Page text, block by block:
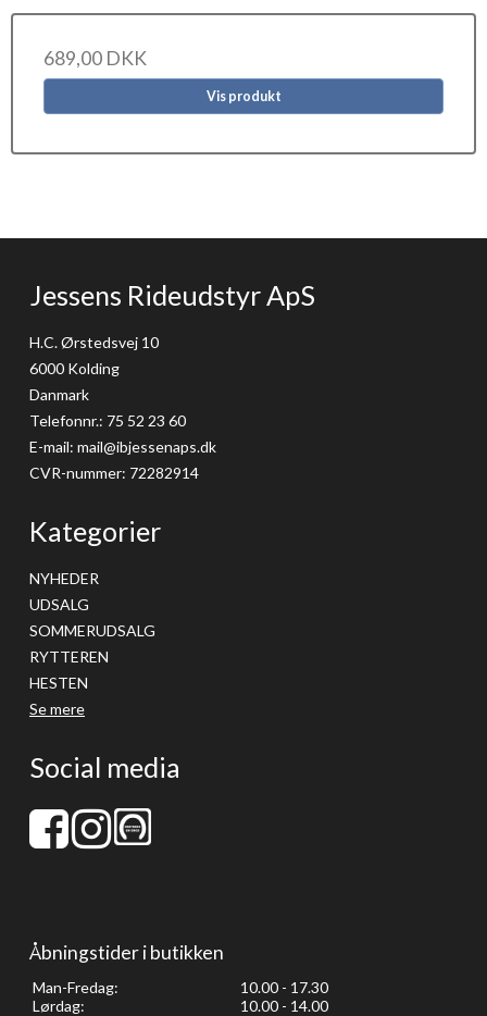
689,00 DKK
Vis produkt
Jessens Rideudstyr ApS
H.C. Ørstedsvej 10
6000 Kolding
Danmark
Telefonnr.: 75 52 23 60
E-mail: mail@ibjessenaps.dk
CVR-nummer: 72282914
Kategorier
NYHEDER
UDSALG
SOMMERUDSALG
RYTTEREN
HESTEN
Se mere
Social media
Åbningstider i butikken
Man-Fredag:
10.00 - 17.30
Lørdag:
10.00 - 14.00